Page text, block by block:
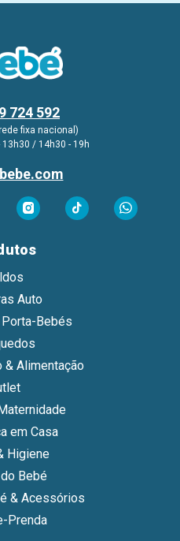
724 592
fixa nacional)
13h30 / 14h30 - 19h
Auto
Bebés
& Alimentação
em Casa
Higiene
Bebé
& Acessórios
Prenda